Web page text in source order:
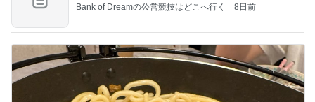
Bank of Dreamの公営競技はどこへ行く 8日前